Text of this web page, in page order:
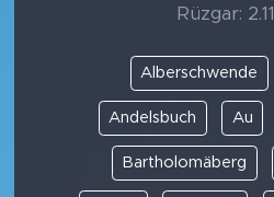
Rüzgar:
Alberschwende
Andelsbuch Au
Bartholomäberg